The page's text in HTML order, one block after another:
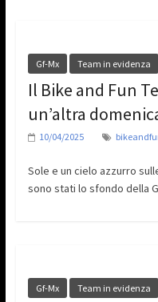
Gf-Mx Team in evidenza
Il Bike and Fun
un’altra
10/04/2025
Sole e un cielo azzurro
sono stati lo sfondo della
Gf-Mx Team in evidenza